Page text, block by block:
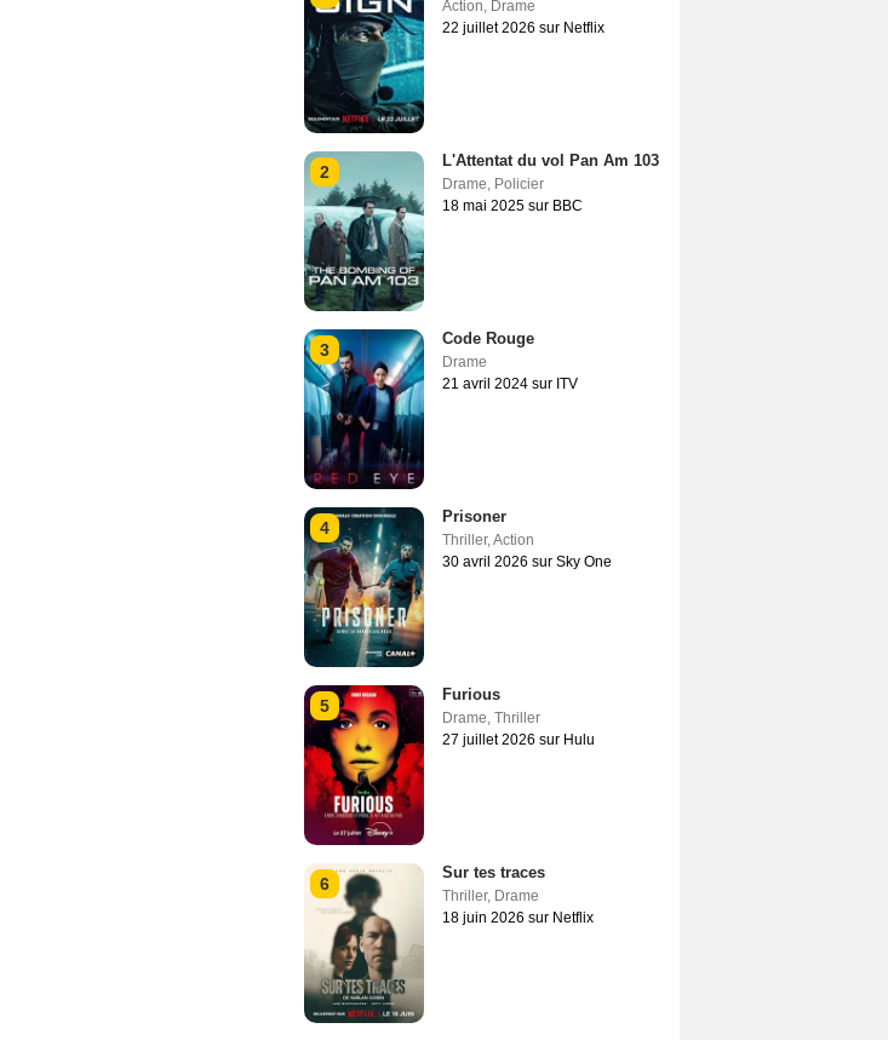
Action, Drame
22 juillet 2026 sur Netflix
2
L'Attentat du vol Pan Am 103
Drame, Policier
18 mai 2025 sur BBC
3
Code Rouge
Drame
21 avril 2024 sur ITV
4
Prisoner
Thriller,Action
30 avril 2026 sur Sky One
5
Furious
Drame, Thriller
27 juillet 2026 sur Hulu
6
Sur tes traces
Thriller, Drame
18 juin 2026 sur Netflix